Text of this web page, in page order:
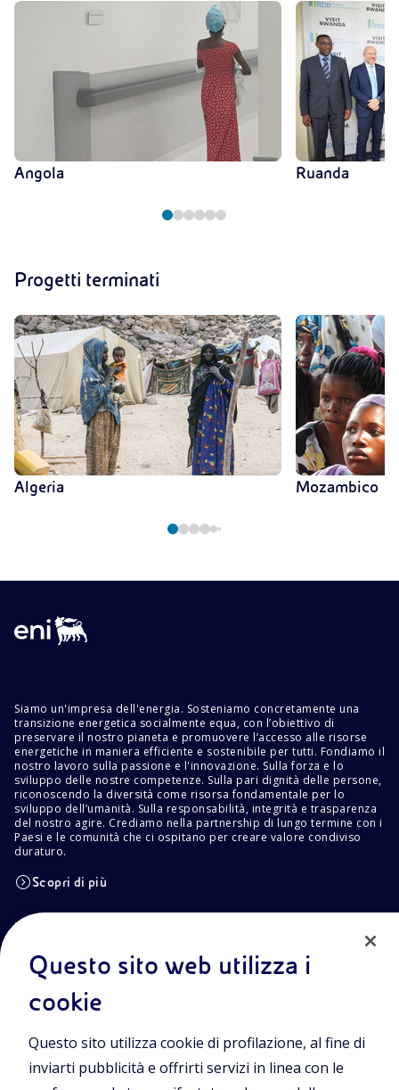
Angola Ruanda
Progetti terminati
Algeria Mozambico
Siamo un'impresa dell'energia. Sosteniamo concretamente una
transizione energetica socialmente equa, con l’obiettivo di
preservare il nostro pianeta e promuovere l’accesso alle risorse
energetiche in maniera efficiente e sostenibile per tutti. Fondiamo il
nostro lavoro sulla passione e l'innovazione. Sulla forza e lo
sviluppo delle nostre competenze. Sulla pari dignità delle persone,
riconoscendo la diversità come risorsa fondamentale per lo
sviluppo dell’umanità. Sulla responsabilità, integrità e trasparenza
del nostro agire. Crediamo nella partnership di lungo termine con i
Paesi e le comunità che ci ospitano per creare valore condiviso
duraturo.
Scopri di più
POLICIES
Info Area Riservata Privacy Policy
Cookie Policy
Questo sito web utilizza i
cookie
Questo sito utilizza cookie di profilazione, al fine di
inviarti pubblicità e offrirti servizi in linea con le